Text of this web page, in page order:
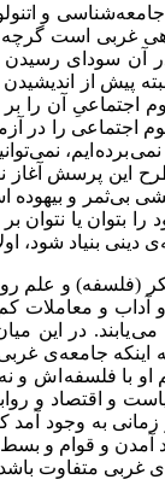
و
غربی است گرچه
آن سودای
پیش از
اجتماعیِ آن را
اجتماعی را در
برده ایم،
این پرسش آغاز
بی‌ثمر و
را بتوان یا
بنیاد شود،
(فلسفه) و
و معاملات کم
یابند. در این
اینکه جامعه‌ی
او با فلسفه اش
و اقتصاد و
به وجود
و قوام و بسط
متفاوت